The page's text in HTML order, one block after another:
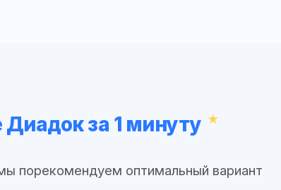
за 1 минуту
порекомендуем оптимальный вариант